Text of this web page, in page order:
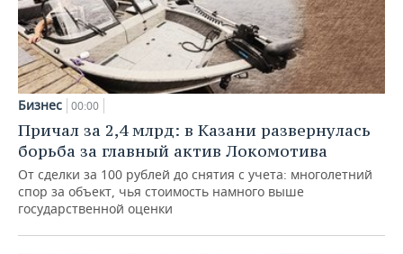
Бизнес 00:00
Причал за 2,4 млрд: в Казани развернулась
борьба за главный актив Локомотива
От сделки за 100 рублей до снятия с учета: многолетний
спор за объект, чья стоимость намного выше
государственной оценки